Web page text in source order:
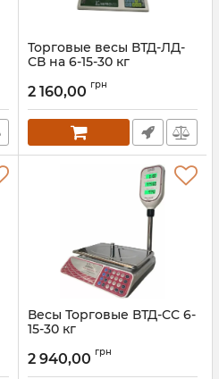
Торговые весы ВТД-ЛД-
СВ на 6-15-30 кг
2 160,00 грн
Весы Торговые ВТД-СС 6-
15-30 кг
2 940,00 грн